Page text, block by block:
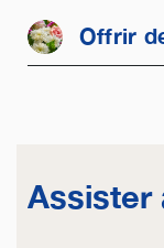
Offrir
Assister